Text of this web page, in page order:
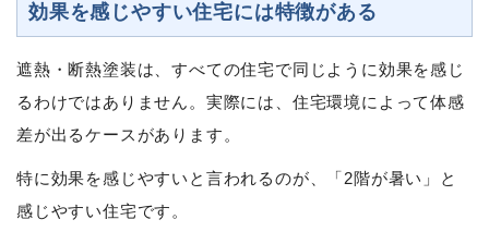
効果を感じやすい住宅には特徴がある
遮熱・断熱塗装は、すべての住宅で同じように効果を感じ
るわけではありません。実際には、住宅環境によって体感
差が出るケースがあります。
特に効果を感じやすいと言われるのが、「2階が暑い」と
感じやすい住宅です。